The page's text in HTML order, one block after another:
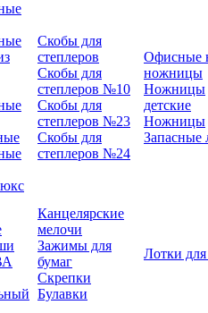
Скобы для
степлеров
Скобы для
степлеров №10
Скобы для
степлеров №23
Скобы для
степлеров №24
Офисные
ножницы
Ножницы
детские
Ножницы
Запасные
Канцелярские
мелочи
Зажимы для
бумаг
Скрепки
Булавки
Лотки